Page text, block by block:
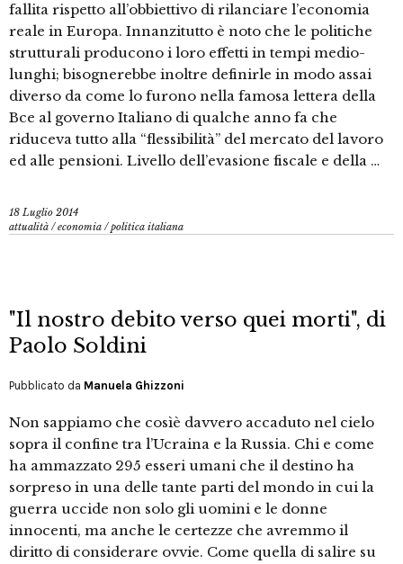
fallita rispetto all’obbiettivo di rilanciare l’economia
reale in Europa. Innanzitutto è noto che le politiche
strutturali producono i loro effetti in tempi medio-
lunghi; bisognerebbe inoltre definirle in modo assai
diverso da come lo furono nella famosa lettera della
Bce al governo Italiano di qualche anno fa che
riduceva tutto alla “flessibilità” del mercato del lavoro
ed alle pensioni. Livello dell’evasione fiscale e della …
18 Luglio 2014
attualità /economia /politica italiana
"Il nostro debito verso quei morti", di
Paolo Soldini
Pubblicato da Manuela Ghizzoni
Non sappiamo che cosìè davvero accaduto nel cielo
sopra il confine tra l’Ucraina e la Russia. Chi e come
ha ammazzato 295 esseri umani che il destino ha
sorpreso in una delle tante parti del mondo in cui la
guerra uccide non solo gli uomini e le donne
innocenti, ma anche le certezze che avremmo il
diritto di considerare ovvie. Come quella di salire su